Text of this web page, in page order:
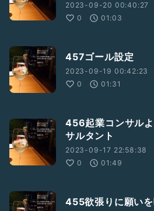
2023-09-20 00:40:27
0
01:03
457ゴール設定
2023-09-19 00:42:23
0
01:31
456起業コンサル
サルタント
2023-09-17 22:58:38
0
01:49
455欲張りに願い